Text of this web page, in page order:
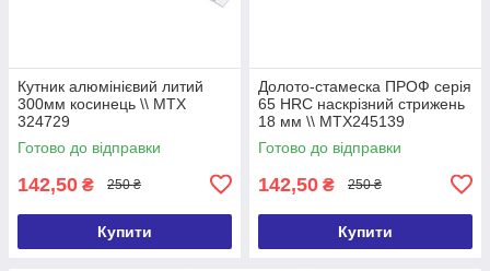
Кутник алюмінієвий литий
300мм косинець \\ MTX
324729
Готово до відправки
142,50 ₴ 250 ₴
Купити
Долото-стамеска ПРОФ серія
65 HRC наскрізний стрижень
18 мм \\ MTX245139
Готово до відправки
142,50 ₴ 250 ₴
Купити